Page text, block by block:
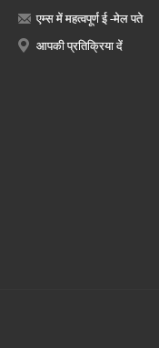
एम्स में महत्वपूर्ण ई -मेल पते
आपकी प्रतिक्रिया दें